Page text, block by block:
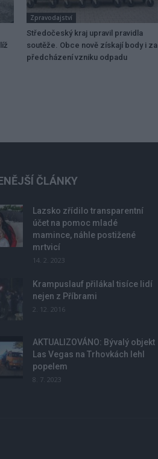
Zpravodajství
Středočeský kraj upravil pravidla
soutěže. Obce nově získají body i za
předcházení vzniku odpadu
ČLÁNKY
Lazsko zřídilo transparentní
účet na pomoc mladé
mamince, náhle postižené
mrtvicí
14. 2. 2023
Krampuslauf přilákal tisíce lidí
nejen z Příbrami
2. 12. 2016
AKTUALIZOVÁNO: Bývalý objekt
Las Vegas na Trhovkách lehl
popelem
8. 7. 2023